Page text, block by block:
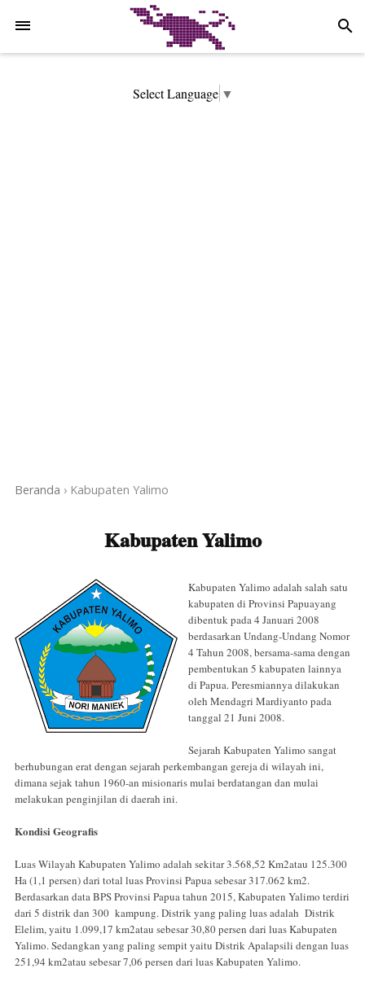
search
Select Language ▼
Beranda › Kabupaten Yalimo
Kabupaten Yalimo
Kabupaten Yalimo adalah salah satu
kabupaten di Provinsi Papuayang
dibentuk pada 4 Januari 2008
berdasarkan Undang-Undang Nomor
4 Tahun 2008, bersama-sama dengan
pembentukan 5 kabupaten lainnya
di Papua. Peresmiannya dilakukan
oleh Mendagri Mardiyanto pada
tanggal 21 Juni 2008.
Sejarah Kabupaten Yalimo sangat
berhubungan erat dengan sejarah perkembangan gereja di wilayah ini,
dimana sejak tahun 1960-an misionaris mulai berdatangan dan mulai
melakukan penginjilan di daerah ini.
Kondisi Geografis
Luas Wilayah Kabupaten Yalimo adalah sekitar 3.568,52 Km2atau 125.300
Ha (1,1 persen) dari total luas Provinsi Papua sebesar 317.062 km2.
Berdasarkan data BPS Provinsi Papua tahun 2015, Kabupaten Yalimo terdiri
dari 5 distrik dan 300 kampung. Distrik yang paling luas adalah Distrik
Elelim, yaitu 1.099,17 km2atau sebesar 30,80 persen dari luas Kabupaten
Yalimo. Sedangkan yang paling sempit yaitu Distrik Apalapsili dengan luas
251,94 km2atau sebesar 7,06 persen dari luas Kabupaten Yalimo.